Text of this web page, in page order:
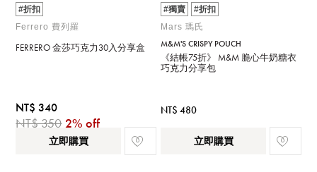
#折扣
Ferrero 費列羅
FERRERO 金莎巧克力30入分享盒
NT$ 340
NT$ 350 2% off
立即購買
#獨賣
#折扣
Mars 瑪氏
M&M'S CRISPY POUCH
《結帳75折》 M&M 脆心牛奶糖衣
巧克力分享包
NT$ 480
立即購買